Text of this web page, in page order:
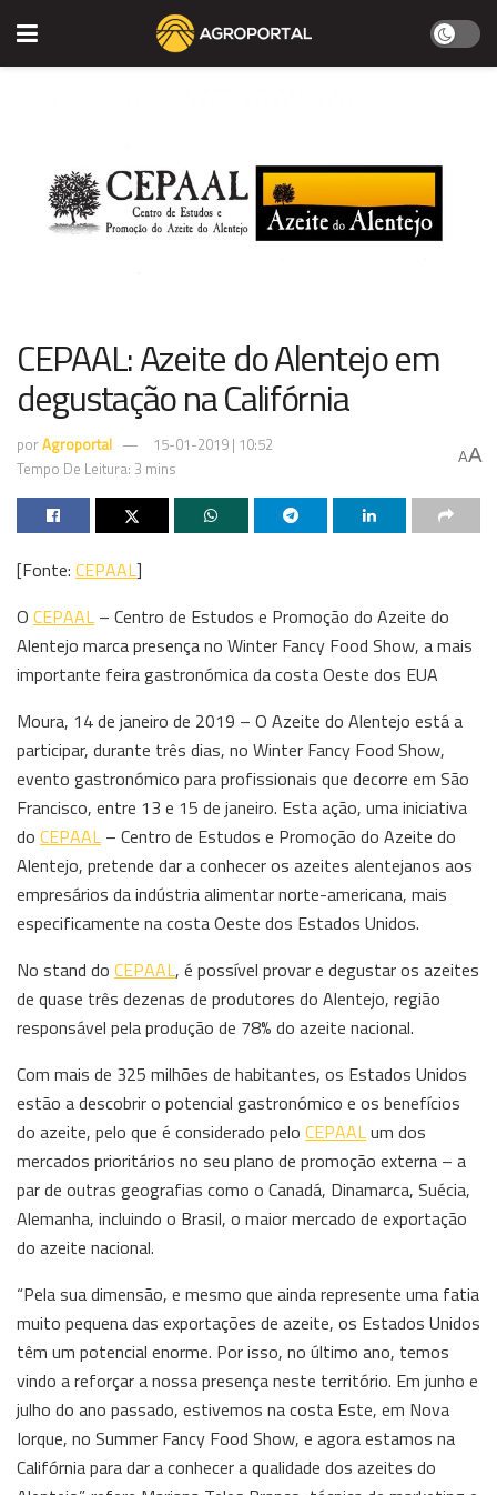
CEPAAL: Azeite do Alentejo em
degustação na Califórnia
porAgroportal
15-01-2019 | 10:52
Tempo De Leitura: 3 mins
AA
[Fonte: CEPAAL]
O CEPAAL – Centro de Estudos e Promoção do Azeite do
Alentejo marca presença no Winter Fancy Food Show, a mais
importante feira gastronómica da costa Oeste dos EUA
Moura, 14 de janeiro de 2019 – O Azeite do Alentejo está a
participar, durante três dias, no Winter Fancy Food Show,
evento gastronómico para profissionais que decorre em São
Francisco, entre 13 e 15 de janeiro. Esta ação, uma iniciativa
do CEPAAL – Centro de Estudos e Promoção do Azeite do
Alentejo, pretende dar a conhecer os azeites alentejanos aos
empresários da indústria alimentar norte-americana, mais
especificamente na costa Oeste dos Estados Unidos.
No stand do CEPAAL, é possível provar e degustar os azeites
de quase três dezenas de produtores do Alentejo, região
responsável pela produção de 78% do azeite nacional.
Com mais de 325 milhões de habitantes, os Estados Unidos
estão a descobrir o potencial gastronómico e os benefícios
do azeite, pelo que é considerado pelo CEPAALum dos
mercados prioritários no seu plano de promoção externa – a
par de outras geografias como o Canadá, Dinamarca, Suécia,
Alemanha, incluindo o Brasil, o maior mercado de exportação
do azeite nacional.
“Pela sua dimensão, e mesmo que ainda represente uma fatia
muito pequena das exportações de azeite, os Estados Unidos
têm um potencial enorme. Por isso, no último ano, temos
vindo a reforçar a nossa presença neste território. Em junho e
julho do ano passado, estivemos na costa Este, em Nova
Iorque, no Summer Fancy Food Show, e agora estamos na
Califórnia para dar a conhecer a qualidade dos azeites do